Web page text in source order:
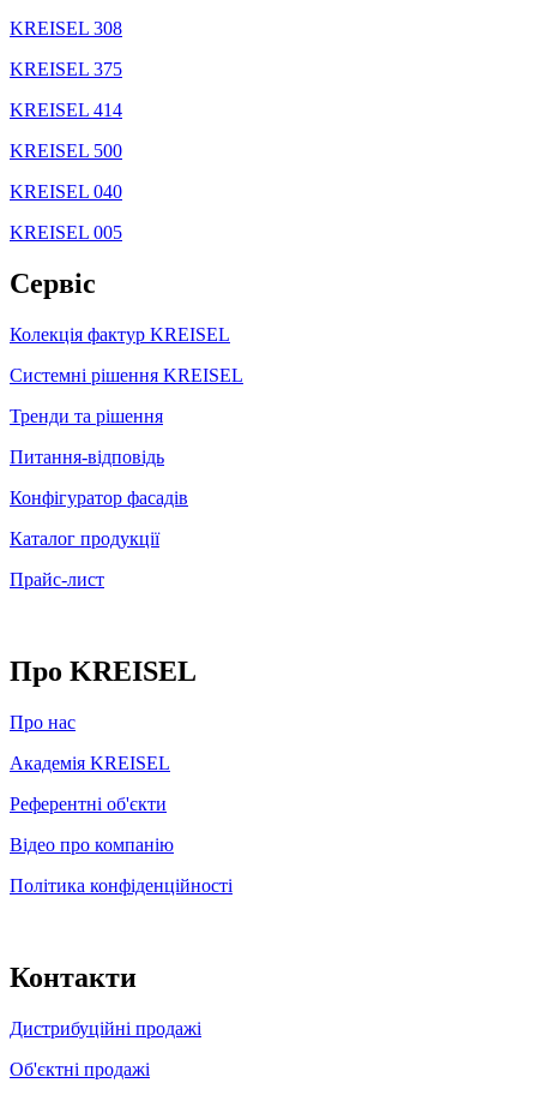
KREISEL 308
KREISEL 375
KREISEL 414
KREISEL 500
KREISEL 040
KREISEL 005
Сервіс
Колекція фактур KREISEL
Системні рішення KREISEL
Тренди та рішення
Питання-відповідь
Конфігуратор фасадів
Каталог продукції
Прайс-лист
Про KREISEL
Про нас
Академія KREISEL
Референтні об'єкти
Відео про компанію
Політика конфіденційності
Контакти
Дистрибуційні продажі
Об'єктні продажі